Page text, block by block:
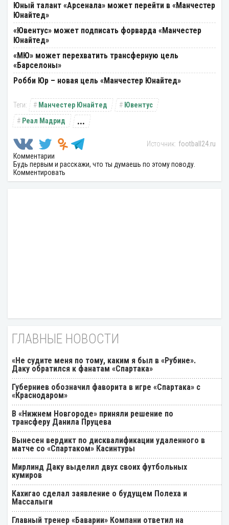
Юный талант «Арсенала» может перейти в «Манчестер
Юнайтед»
«Ювентус» может подписать форварда «Манчестер
Юнайтед»
«МЮ» может перехватить трансферную цель
«Барселоны»
Робби Юр – новая цель «Манчестер Юнайтед»
Манчестер Юнайтед
Ювентус
Реал Мадрид
...
football24.ru
Комментарии
Будь первым и расскажи, что ты думаешь по этому поводу.
Комментировать
ГЛАВНЫЕ НОВОСТИ
«Не судите меня по тому, каким я был в «Рубине».
Даку обратился к фанатам «Спартака»
Губерниев обозначил фаворита в игре «Спартака» с
«Краснодаром»
В «Нижнем Новгороде» приняли решение по
трансферу Данила Пруцева
Вынесен вердикт по дисквалификации удаленного в
матче со «Спартаком» Касинтуры
Мирлинд Даку выделил двух своих футбольных
кумиров
Кахигао сделал заявление о будущем Полеха и
Массалыги
Главный тренер «Баварии» Компани ответил на